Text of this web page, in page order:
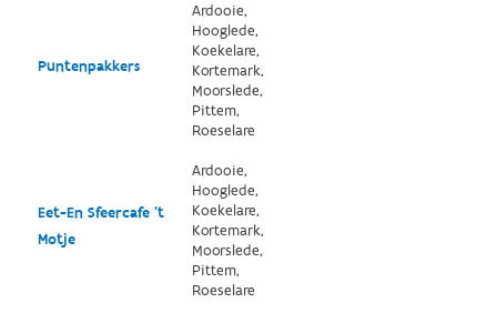
Puntenpakkers
Ardooie,
Hooglede,
Koekelare,
Kortemark,
Moorslede,
Pittem,
Roeselare
Eet-En Sfeercafe 't
Motje
Ardooie,
Hooglede,
Koekelare,
Kortemark,
Moorslede,
Pittem,
Roeselare